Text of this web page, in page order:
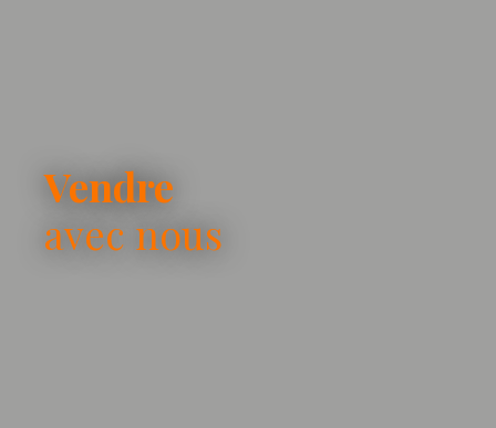
Vendre
avec nous